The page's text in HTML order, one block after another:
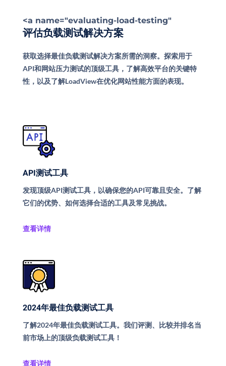
<a name="evaluating-load-testing"
评估负载测试解决方案
获取选择最佳负载测试解决方案所需的洞察。探索用于
API和网站压力测试的顶级工具，了解高效平台的关键特
性，以及了解LoadView在优化网站性能方面的表现。
API测试工具
发现顶级API测试工具，以确保您的API可靠且安全。了解
它们的优势、如何选择合适的工具及常见挑战。
查看详情
2024年最佳负载测试工具
了解2024年最佳负载测试工具。我们评测、比较并排名当
前市场上的顶级负载测试工具！
查看详情